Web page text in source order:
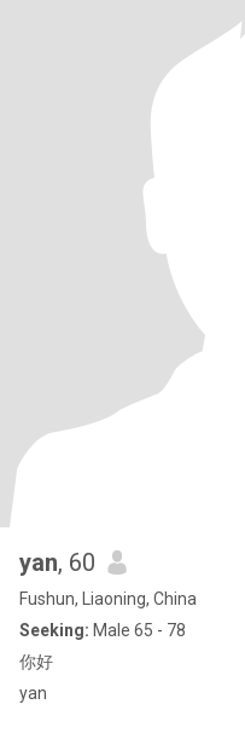
yan, 60
Fushun, Liaoning, China
Seeking: Male 65 - 78
你好
yan